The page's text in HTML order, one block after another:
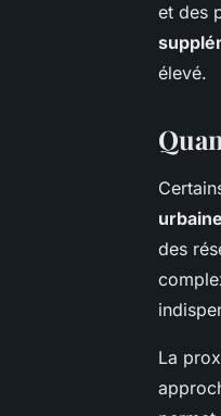
et des
élevé.
des
La